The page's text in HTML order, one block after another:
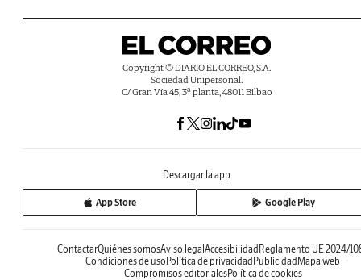
Copyright © DIARIO EL CORREO, S.A.
Sociedad Unipersonal.
C/ Gran Vía 45, 3ª planta, 48011 Bilbao
Descargar la app
App Store Google Play
ContactarQuiénes somosAviso legal Accesibilidad Reglamento UE 2024/
Condiciones de uso Política de privacidad Publicidad Mapa web
Compromisos editorialesPolítica de cookies